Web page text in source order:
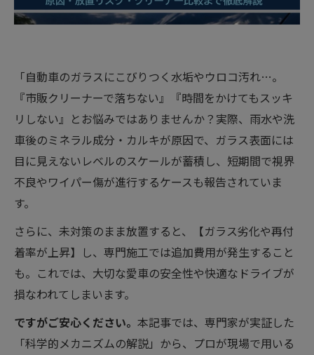
「自動車のガラスにこびりつく水垢やウロコ汚れ…。
『市販クリーナーで落ちない』『時間をかけてもスッキ
リしない』とお悩みではありませんか？実際、雨水や洗
車後のミネラル成分・カルキが原因で、ガラス表面には
目に見えないレベルのスケールが蓄積し、短期間で視界
不良やワイパー傷が進行するケースも報告されていま
す。
さらに、未対策のまま放置すると、【ガラス劣化や再付
着率が上昇】し、専門施工では追加費用が発生すること
も。これでは、大切な愛車の安全性や快適なドライブが
損なわれてしまいます。
ですがご安心ください。 本記事では、専門家が実証した
「科学的メカニズムの解説」から、プロが現場で用いる